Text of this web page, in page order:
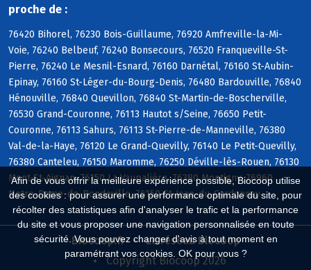
Afin de vous offrir la meilleure expérience possible, Biocoop utilise
des cookies : pour assurer une performance optimale du site, pour
récolter des statistiques afin d'analyser le trafic et la performance
du site et vous proposer une navigation personnalisée en toute
sécurité. Vous pouvez changer d'avis à tout moment en
paramétrant vos cookies. OK pour vous ?
proche de :
76420 Bihorel, 76230 Bois-Guillaume, 76920 Amfreville-la-Mi-
Voie, 76240 Belbeuf, 76240 Bonsecours, 76520 Franqueville-St-
Pierre, 76240 Le Mesnil-Esnard, 76160 Darnétal, 76160 St-Aubin-
Epinay, 76160 St-Léger-du-Bourg-Denis, 76480 Bardouville, 76840
Hénouville, 76840 Quevillon, 76840 St-Martin-de-Boscherville,
76530 Grand-Couronne, 76113 Hautot s/Seine, 76650 Petit-
Couronne, 76113 Sahurs, 76113 St-Pierre-de-Manneville, 76380
Val-de-la-Haye, 76120 Le Grand-Quevilly, 76140 Le Petit-Quevilly,
76380 Canteleu, 76150 Maromme, 76250 Déville-lès-Rouen, 76130
Mont-St-Aignan, 76150 La Vaupalière, 76380 Montigny, 76960
Notre-Dame-de-Bondeville, 76150 St-Jean-du-Cardonnay
Biocoop.fr
Le réseau Biocoop
Copyright Biocoop 2026